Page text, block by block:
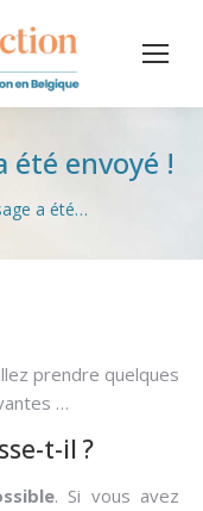
été envoyé !
a été…
prendre quelques
…
t-il ?
. Si vous avez